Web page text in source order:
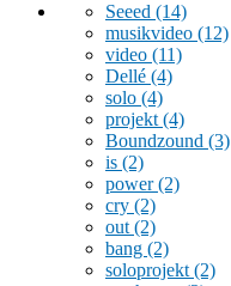
Seeed (14)
musikvideo (12)
video (11)
Dellé (4)
solo (4)
projekt (4)
Boundzound (3)
is (2)
power(2)
cry (2)
out (2)
bang (2)
soloprojekt (2)